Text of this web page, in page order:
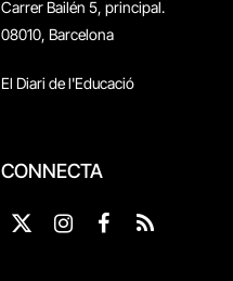
Carrer Bailén 5, principal.
08010, Barcelona
El Diari de l'Educació
CONNECTA
X
InstagramFacebook
RSS